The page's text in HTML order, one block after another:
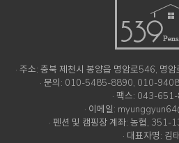
· 주소: 충북 제천시 봉양읍 명암로546, 명
· 문의: 010-5485-8890, 010-
· 팩스: 043-
· 이메일:
· 펜션 및 캠핑장 계좌: 농협,
· 대표자명: 김